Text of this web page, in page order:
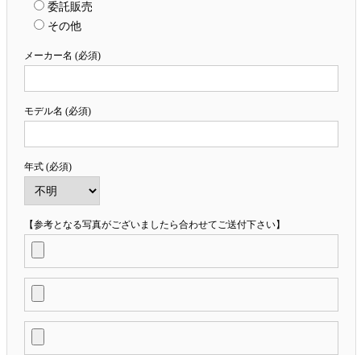
委託販売
その他
メーカー名 (必須)
モデル名 (必須)
年式 (必須)
【参考となる写真がございましたら合わせてご送付下さい】